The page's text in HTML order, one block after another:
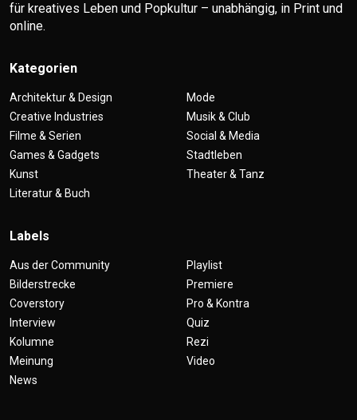
für kreatives Leben und Popkultur – unabhängig, in Print und
online.
Kategorien
Architektur & Design
Creative Industries
Filme & Serien
Games & Gadgets
Kunst
Literatur & Buch
Mode
Musik & Club
Social & Media
Stadtleben
Theater & Tanz
Labels
Aus der Community
Bilderstrecke
Coverstory
Interview
Kolumne
Meinung
News
Playlist
Premiere
Pro & Kontra
Quiz
Rezi
Video